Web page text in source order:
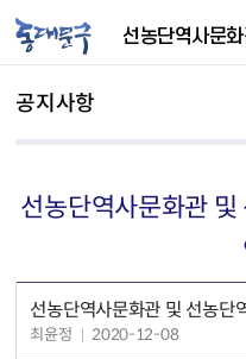
선농단역사문
공지사항
선농단역사문화관
선농단역사문화관 및 선농단
최윤정 2020-12-08